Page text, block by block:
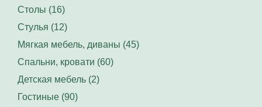
Столы (16)
Стулья (12)
Мягкая мебель, диваны (45)
Спальни, кровати (60)
Детская мебель (2)
Гостиные (90)